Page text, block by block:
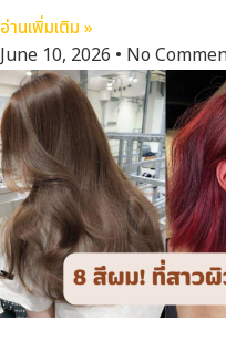
อ่านเพิ่มเติม »
June 10, 2026 No